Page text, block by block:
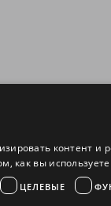
контент и
как вы
ЦЕЛЕВЫЕ